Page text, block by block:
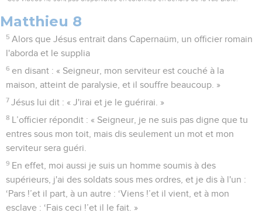
Matthieu 8
5 Alors que Jésus entrait dans Capernaüm, un officier romain
l'aborda et le supplia
6 en disant : « Seigneur, mon serviteur est couché à la
maison, atteint de paralysie, et il souffre beaucoup. »
7 Jésus lui dit : « J'irai et je le guérirai. »
8
L’officier répondit : « Seigneur, je ne suis pas digne que tu
entres sous mon toit, mais dis seulement un mot et mon
serviteur sera guéri.
9 En effet, moi aussi je suis un homme soumis à des
supérieurs, j'ai des soldats sous mes ordres, et je dis à l'un :
‘Pars !’et il part, à un autre : ‘Viens !’et il vient, et à mon
esclave : ‘Fais ceci !’et il le fait. »